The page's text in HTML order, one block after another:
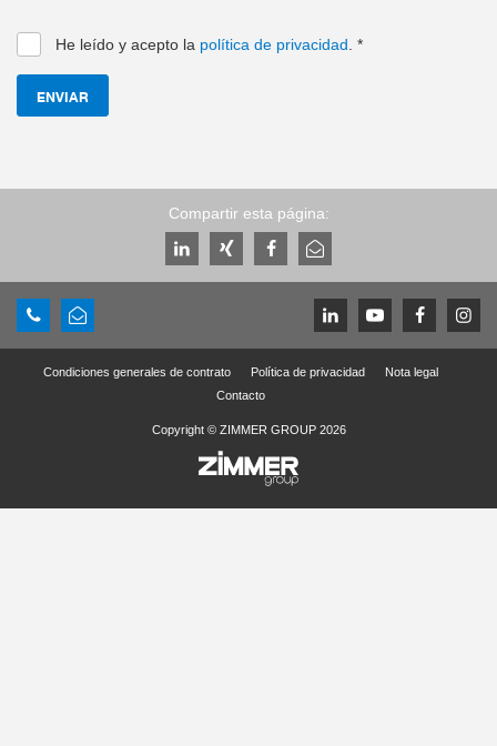
He leído y acepto la política de privacidad. *
ENVIAR
Compartir esta página:
Condiciones generales de contrato Política de privacidad
Nota legal
Contacto
Copyright © ZIMMER GROUP 2026